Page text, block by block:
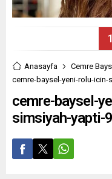
1
Anasayfa
Cemre
cemre-baysel-yeni-rolu-
cemre-baysel-
simsiyah-yapti-